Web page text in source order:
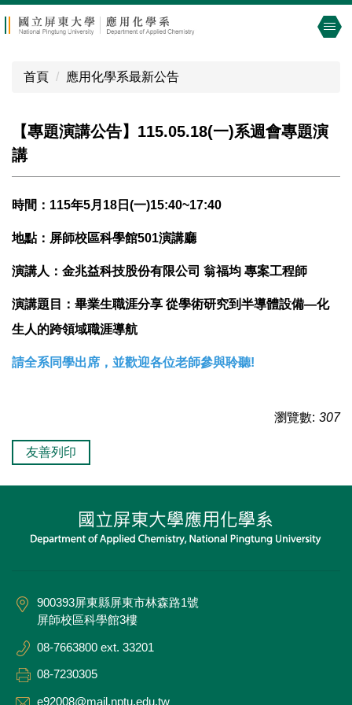
到
首頁 應用化學系最新公告
【專題演講公告】115.05.18(一)系週會專題演
講
時間：115年5月18日(一)15:40~17:40
地點：屏師校區科學館501演講廳
演講人：金兆益科技股份有限公司 翁福均 專案工程師
演講題目：畢業生職涯分享 從學術研究到半導體設備—化
生人的跨領域職涯導航
請全系同學出席，並歡迎各位老師參與聆聽!
瀏覽數: 307
友善列印
900393屏東縣屏東市林森路1號
屏師校區科學館3樓
08-7663800 ext. 33201
08-7230305
e92008@mail.nptu.edu.tw